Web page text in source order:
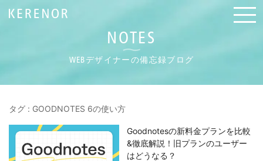
NOTES
WEBデザイナーの備忘録ブログ
タグ : GOODNOTES 6の使い方
Goodnotesの新料金プランを比較
&徹底解説！旧プランのユーザー
はどうなる？